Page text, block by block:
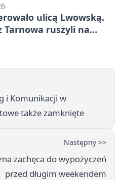
ulicą Lwowską.
Tarnowa ruszyli na
i Komunikacji w
także zamknięte
Następny >>
zachęca do wypożyczeń
przed długim weekendem